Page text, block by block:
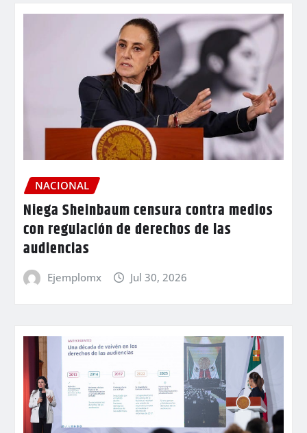
NACIONAL
Niega Sheinbaum censura contra medios
con regulación de derechos de las
audiencias
Ejemplomx Jul 30, 2026